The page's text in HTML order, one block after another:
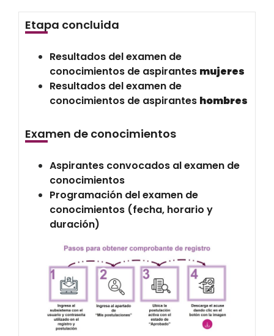
Etapa concluida
Resultados del examen de
conocimientos de aspirantes mujeres
Resultados del examen de
conocimientos de aspirantes hombres
Examen de conocimientos
Aspirantes convocados al examen de
conocimientos
Programación del examen de
conocimientos (fecha, horario y
duración)